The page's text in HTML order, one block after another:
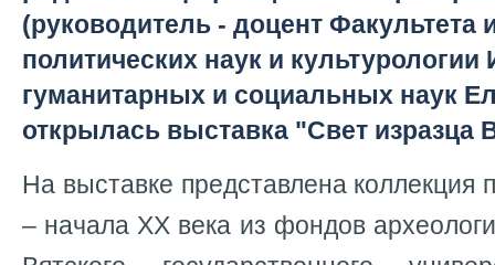
(руководитель - доцент Факультета
политических наук и культурологии
гуманитарных и социальных наук
открылась выставка "Свет изразца
На выставке представлена коллекция
– начала XX века из фондов